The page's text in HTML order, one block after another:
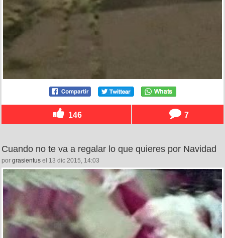
146 7
Cuando no te va a regalar lo que quieres por Navidad
por grasientus el 13 dic 2015, 14:03